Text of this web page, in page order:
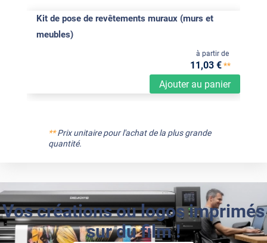
Kit de pose de revêtements muraux (murs et
meubles)
Ajouter au panier
à partir de
11,03 €**
**Prix unitaire pour l'achat de la plus grande
quantité.
Vos créations ou logos imprimés
sur du film !